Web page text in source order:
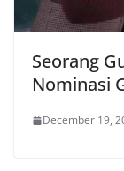
Seorang
Nominasi
December 19,